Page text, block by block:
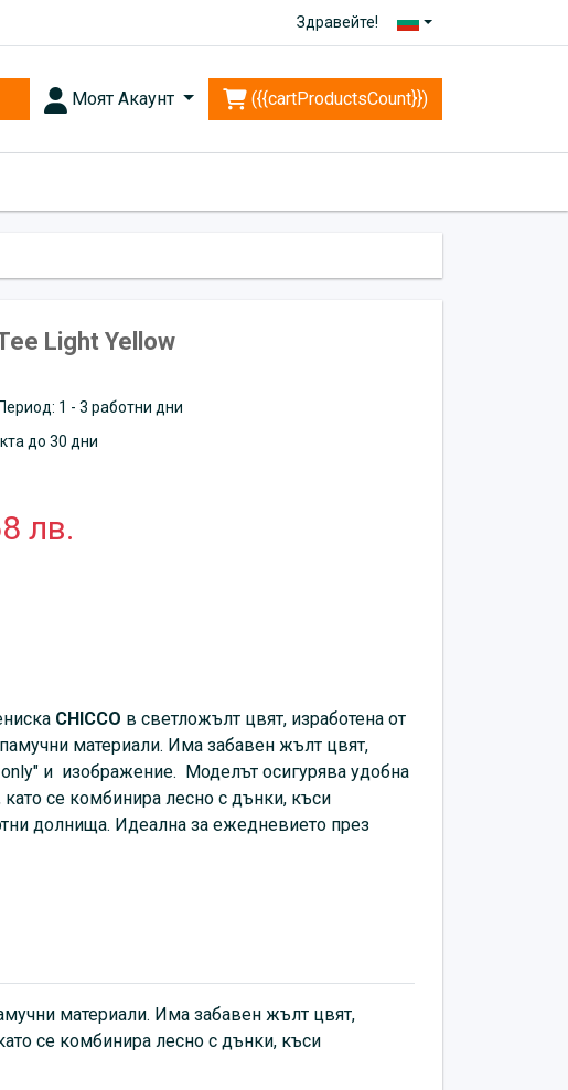
Здравейте!
Моят Акаунт ({{cartProductsCount}})
Light Yellow
1 - 3 работни дни
до 30 дни
лв.
CHICCO в светложълт цвят, изработена от
материали. Има забавен жълт цвят,
и изображение. Моделът осигурява удобна
се комбинира лесно с дънки, къси
долнища. Идеална за ежедневието през
материали. Има забавен жълт цвят,
се комбинира лесно с дънки, къси